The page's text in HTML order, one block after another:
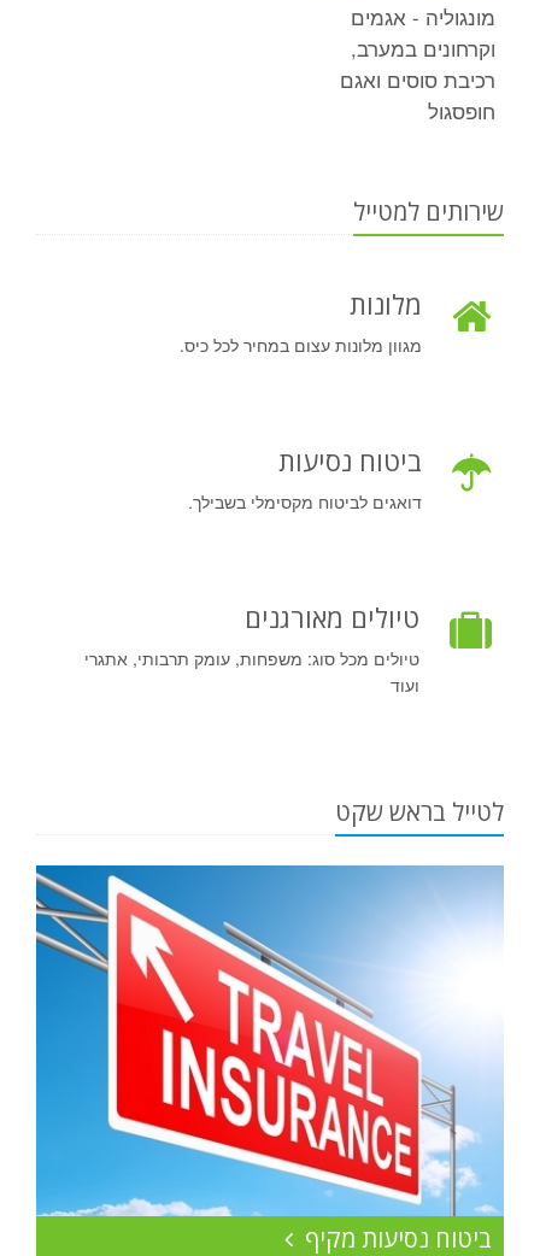
מונגוליה - אגמים
וקרחונים במערב,
רכיבת סוסים ואגם
חופסגול
שירותים למטייל
מלונות
מגוון מלונות עצום במחיר לכל כיס.
ביטוח נסיעות
דואגים לביטוח מקסימלי בשבילך.
טיולים מאורגנים
טיולים מכל סוג: משפחות, עומק תרבותי, אתגרי
ועוד
לטייל בראש שקט
ביטוח נסיעות מקיף